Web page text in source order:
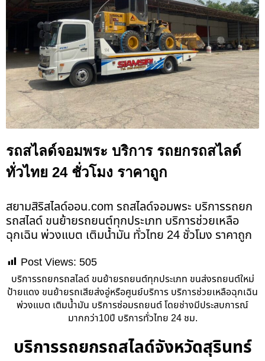
รถสไลด์จอมพระ บริการ รถยกรถสไลด์
ทั่วไทย 24 ชั่วโมง ราคาถูก
สยามสิริสไลด์ออน.com รถสไลด์จอมพระ บริการรถยก
รถสไลด์ ขนย้ายรถยนต์ทุกประเภท บริการช่วยเหลือ
ฉุกเฉิน พ่วงแบต เติมน้ำมัน ทั่วไทย 24 ชั่วโมง ราคาถูก
Post Views: 505
บริการรถยกรถสไลด์ ขนย้ายรถยนต์ทุกประเภท ขนส่งรถยนต์ใหม่
ป้ายแดง ขนย้ายรถเสียส่งอู่หรือศูนย์บริการ บริการช่วยเหลือฉุกเฉิน
พ่วงแบต เติมน้ำมัน บริการซ่อมรถยนต์ โดยช่างมีประสบการณ์
มากกว่า10ปี บริการทั่วไทย 24 ชม.
บริการรถยกรถสไลด์จังหวัดสุรินทร์